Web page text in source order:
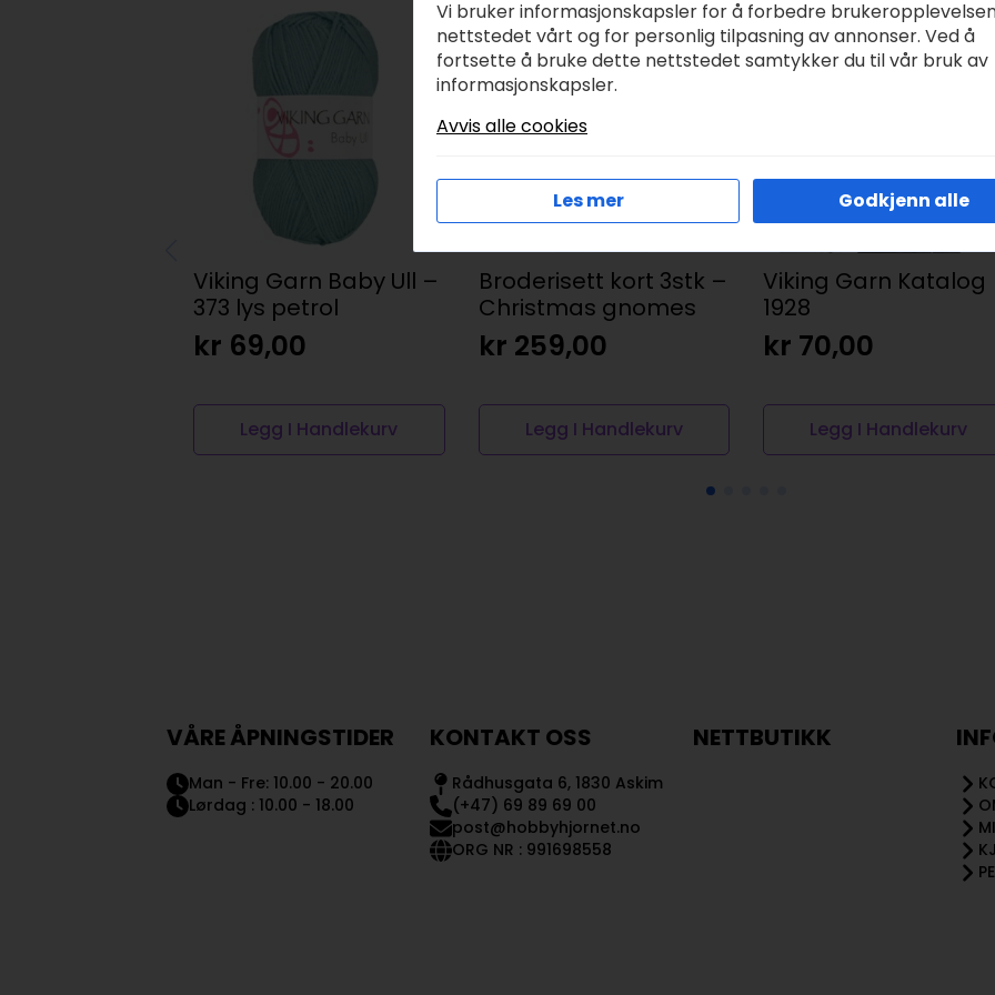
Viking Garn Baby Ull –
373 lys petrol
kr 69,00
Legg I Handlekurv
Broderisett kort 3stk –
Christmas gnomes
kr 259,00
Legg I Handlekurv
Viking Garn Katalog
1928
kr 70,00
Legg I Handlekurv
VÅRE ÅPNINGSTIDER
Man - Fre: 10.00 - 20.00
Lørdag : 10.00 - 18.00
KONTAKT OSS
Rådhusgata 6, 1830 Askim
(+47) 69 89 69 00
post@hobbyhjornet.no
ORG NR : 991698558
NETTBUTIKK
Vi bruker informasjonskapsler for å forbedre
nettstedet vårt og for personlig tilpasning av annonser. Ved å
fortsette å bruke dette nettstedet samtykker du til vår bruk av
informasjonskapsler.
Avvis alle cookies
Les mer Godkjenn alle